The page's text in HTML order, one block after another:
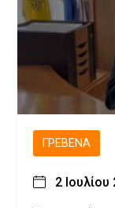
ΓΡΕΒΕΝΆ
2 Ιουλίου